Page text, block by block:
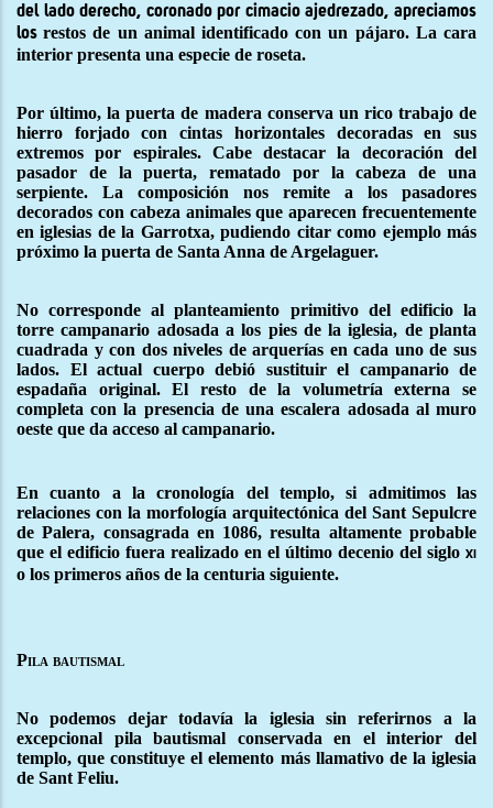
del lado derecho, coronado por cimacio ajedrezado, apreciamos
losrestos de un animal identificado con un pájaro. La cara
interior presenta una especie de roseta.
Por último, la puerta de madera conserva un rico trabajo de
hierro forjado con cintas horizontales decoradas en sus
extremos por espirales. Cabe destacar la decoración del
pasador de la puerta, rematado por la cabeza de una
serpiente. La composición nos remite a los pasadores
decorados con cabeza animales que aparecen frecuentemente
en iglesias de la Garrotxa, pudiendo citar como ejemplo más
próximo la puerta de Santa Anna de Argelaguer.
No corresponde al planteamiento primitivo del edificio la
torre campanario adosada a los pies de la iglesia, de planta
cuadrada y con dos niveles de arquerías en cada uno de sus
lados. El actual cuerpo debió sustituir el campanario de
espadaña original. El resto de la volumetría externa se
completa con la presencia de una escalera adosada al muro
oeste que da acceso al campanario.
En cuanto a la cronología del templo, si admitimos las
relaciones con la morfología arquitectónica del Sant Sepulcre
de Palera, consagrada en 1086, resulta altamente probable
que el edificio fuera realizado en el último decenio del siglo xi
o los primeros años de la centuria siguiente.
Pila bautismal
No podemos dejar todavía la iglesia sin referirnos a la
excepcional pila bautismal conservada en el interior del
templo, que constituye el elemento más llamativo de la iglesia
de Sant Feliu.